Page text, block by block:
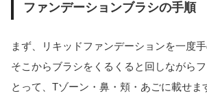
ファンデーションブラシの手順
まず、リキッドファンデーションを一度手
そこからブラシをくるくると回しながら
とって、Tゾーン・鼻・頬・あごに載せま